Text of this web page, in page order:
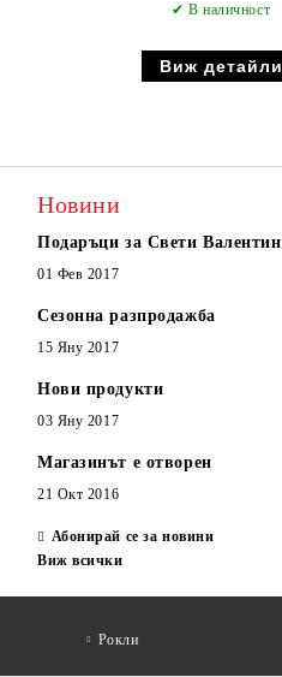
✔ В наличност
Виж детайли
Новини
Подаръци за Свети Валентин
01 Фев 2017
Сезонна разпродажба
15 Яну 2017
Нови продукти
03 Яну 2017
Магазинът е отворен
21 Окт 2016
Абонирай се за новини
Виж всички
Рокли